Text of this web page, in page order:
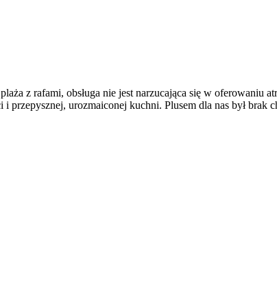
z rafami, obsługa nie jest narzucająca się w
przepysznej, urozmaiconej kuchni. Plusem dla nas był brak